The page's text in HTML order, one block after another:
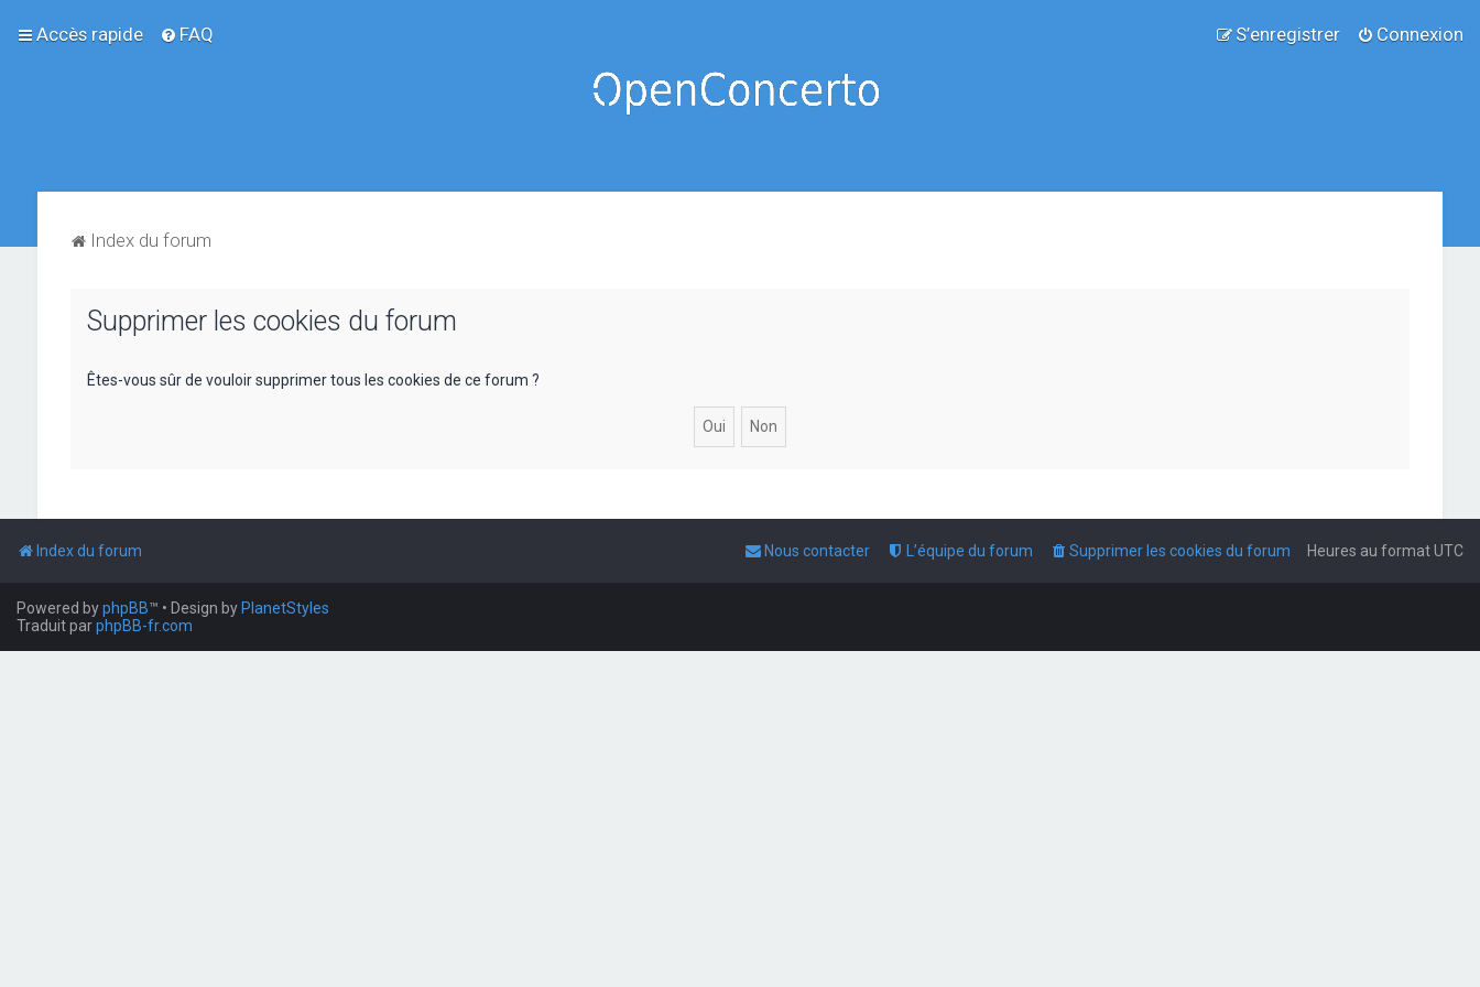
Accès rapide FAQ Connexion
S’enregistrer
Index du forum
Supprimer les cookies du forum
Êtes-vous sûr de vouloir supprimer tous les cookies de ce forum ?
Index du forum Heures au formatUTC
Supprimer les cookies du forum
L’équipe du forum
Nous contacter
Powered byphpBB™ • Design by PlanetStyles
Traduit parphpBB-fr.com